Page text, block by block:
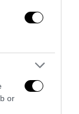
or
ha bisogno